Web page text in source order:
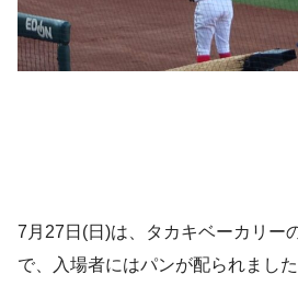
7月27日(日)は、タカキベーカリー
で、入場者にはパンが配られました